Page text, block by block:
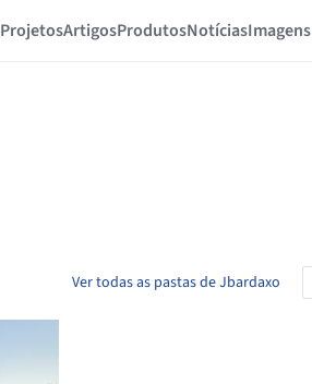
ProjetosArtigosProdutosNotíciasImagens
Ver todas as pastas de Jbardaxo